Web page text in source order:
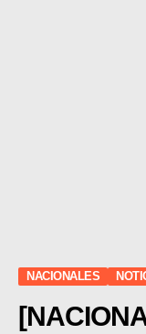
NACIONALES